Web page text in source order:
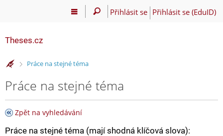
Přihlásit se Přihlásit se (EduID)
Theses.cz
>Práce na stejné téma
Práce na stejné téma
Zpět na vyhledávání
Práce na stejné téma (mají shodná klíčová slova):